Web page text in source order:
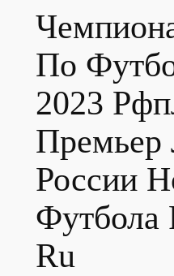
По
2023
Премьер
России
Футбола
Ru